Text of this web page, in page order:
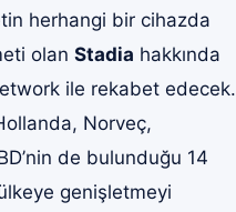
herhangi bir cihazda
olan Stadia hakkında
ile rekabet edecek.
Norveç,
de bulunduğu 14
genişletmeyi